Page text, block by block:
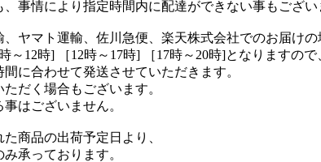
事情により指定時間内に配達ができない事もござい
ヤマト運輸、佐川急便、楽天株式会社でのお届けの
12時] ［12時～17時] ［17時～20時]となりますので
に合わせて発送させていただきます。
だく場合もございます。
はございません。
商品の出荷予定日より、
承っております。